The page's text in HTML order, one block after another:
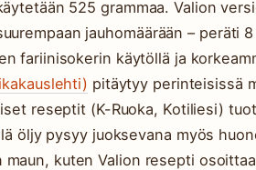
525 grammaa. Valion
jauhomäärään – peräti
fariinisokerin käytöllä ja
pitäytyy perinteisissä
reseptit (K-Ruoka, Kotiliesi)
öljy pysyy juoksevana myös
maun, kuten Valion resepti